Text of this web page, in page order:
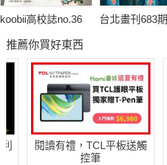
koobii高校誌no.36 台北畫刊683期
推薦你買好東西
閱讀有禮，TCL平板送觸
控筆